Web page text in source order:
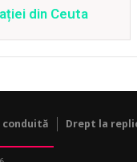
din Ceuta
conduită Drept la